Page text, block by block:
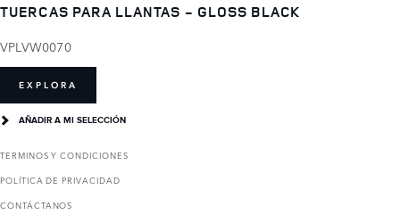
TUERCAS PARA LLANTAS - GLOSS BLACK
VPLVW0070
EXPLORA
AÑADIR A MI SELECCIÓN
TERMINOS Y CONDICIONES
POLÍTICA DE PRIVACIDAD
CONTÁCTANOS